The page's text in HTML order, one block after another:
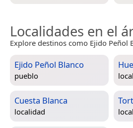
Localidades en el
Explore destinos como Ejido Peñol
Ejido Peñol Blanco
pueblo
Cuesta Blanca
localidad